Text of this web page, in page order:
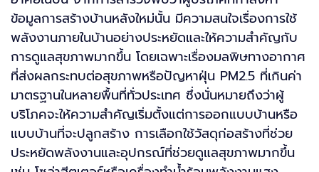
ข้อมูลการสร้างบ้านหลังใหม่นั้น มีความสนใจเรื่องการใช้
พลังงานภายในบ้านอย่างประหยัดและให้ความสำคัญกับ
การดูแลสุขภาพมากขึ้น โดยเฉพาะเรื่องมลพิษทางอากาศ
ที่ส่งผลกระทบต่อสุขภาพหรือปัญหาฝุ่น PM2.5 ที่เกินค่า
มาตรฐานในหลายพื้นที่ทั่วประเทศ ซึ่งนั่นหมายถึงว่าผู้
บริโภคจะให้ความสำคัญเริ่มตั้งแต่การออกแบบบ้านหรือ
แบบบ้านที่จะปลูกสร้าง การเลือกใช้วัสดุก่อสร้างที่ช่วย
ประหยัดพลังงานและอุปกรณ์ที่ช่วยดูแลสุขภาพมากขึ้น